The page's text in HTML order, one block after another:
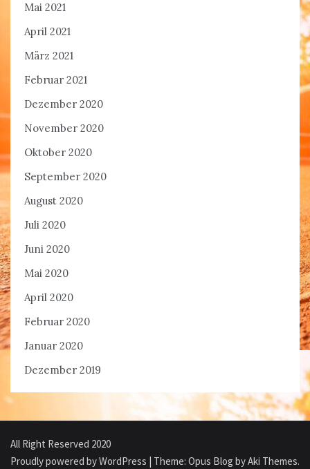
Mai 2021
April 2021
März 2021
Februar 2021
Dezember 2020
November 2020
Oktober 2020
September 2020
August 2020
Juli 2020
Juni 2020
Mai 2020
April 2020
Februar 2020
Januar 2020
Dezember 2019
All Right Reserved 2020
Proudly powered by WordPress
Theme: Opus Blog byAki Themes.